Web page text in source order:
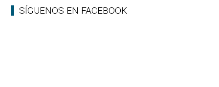
SÍGUENOS EN FACEBOOK